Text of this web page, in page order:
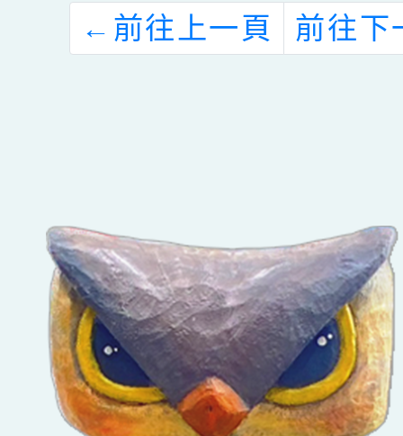
進修加註語文領
域（臺灣台語、
115學年度國際
教師專業發展學
分班招生簡章及
海報電子檔、國
立清華大學（以
← 前往上一頁 前往下